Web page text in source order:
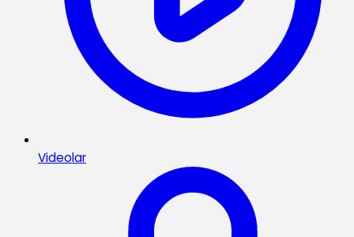
Videolar